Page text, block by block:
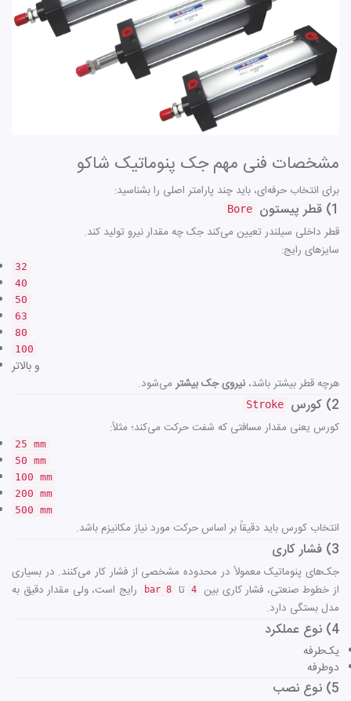
مشخصات فنی مهم جک پنوماتیک شاکو
برای انتخاب حرفه‌ای، باید چند پارامتر اصلی را بشناسید:
1) قطر پیستون Bore
قطر داخلی سیلندر تعیین می‌کند جک چه مقدار نیرو تولید کند.
سایزهای رایج:
32
40
50
63
80
100
و بالاتر
هرچه قطر بیشتر باشد، نیروی جک بیشتر می‌شود.
2) کورس Stroke
کورس یعنی مقدار مسافتی که شفت حرکت می‌کند؛ مثلاً:
25 mm
50 mm
100 mm
200 mm
500 mm
انتخاب کورس باید دقیقاً بر اساس حرکت مورد نیاز مکانیزم باشد.
3) فشار کاری
جک‌های پنوماتیک معمولاً در محدوده مشخصی از فشار کار می‌کنند. در بسیاری
از خطوط صنعتی، فشار کاری بین
4 تا 8 bar
رایج است، ولی مقدار دقیق به
مدل بستگی دارد.
4) نوع عملکرد
یک‌طرفه
دوطرفه
5) نوع نصب